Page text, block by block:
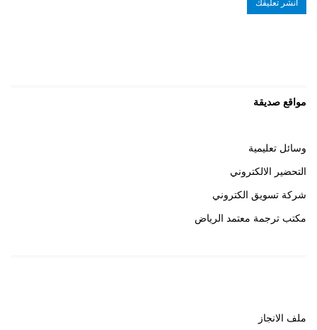
مواقع صديقة
وسائل تعليمية
التحضير الالكتروني
شركة تسويق الكتروني
مكتب ترجمة معتمد الرياض
ملف الانجاز